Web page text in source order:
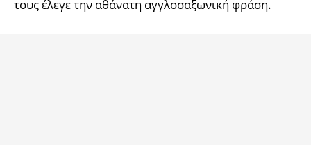
τους έλεγε την αθάνατη αγγλοσαξωνική φράση.